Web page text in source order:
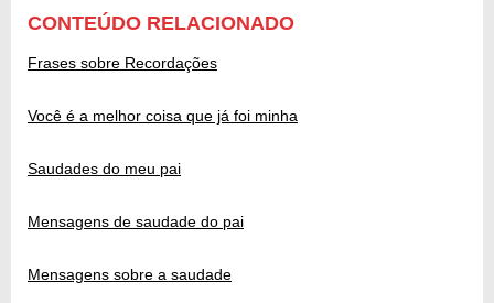
CONTEÚDO RELACIONADO
Frases sobre Recordações
Você é a melhor coisa que já foi minha
Saudades do meu pai
Mensagens de saudade do pai
Mensagens sobre a saudade